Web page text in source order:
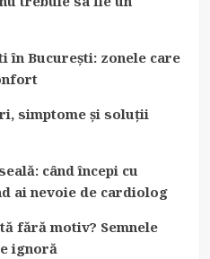
în București: zonele care
simptome și soluții
când începi cu
ai nevoie de cardiolog
fără motiv? Semnele
ignoră